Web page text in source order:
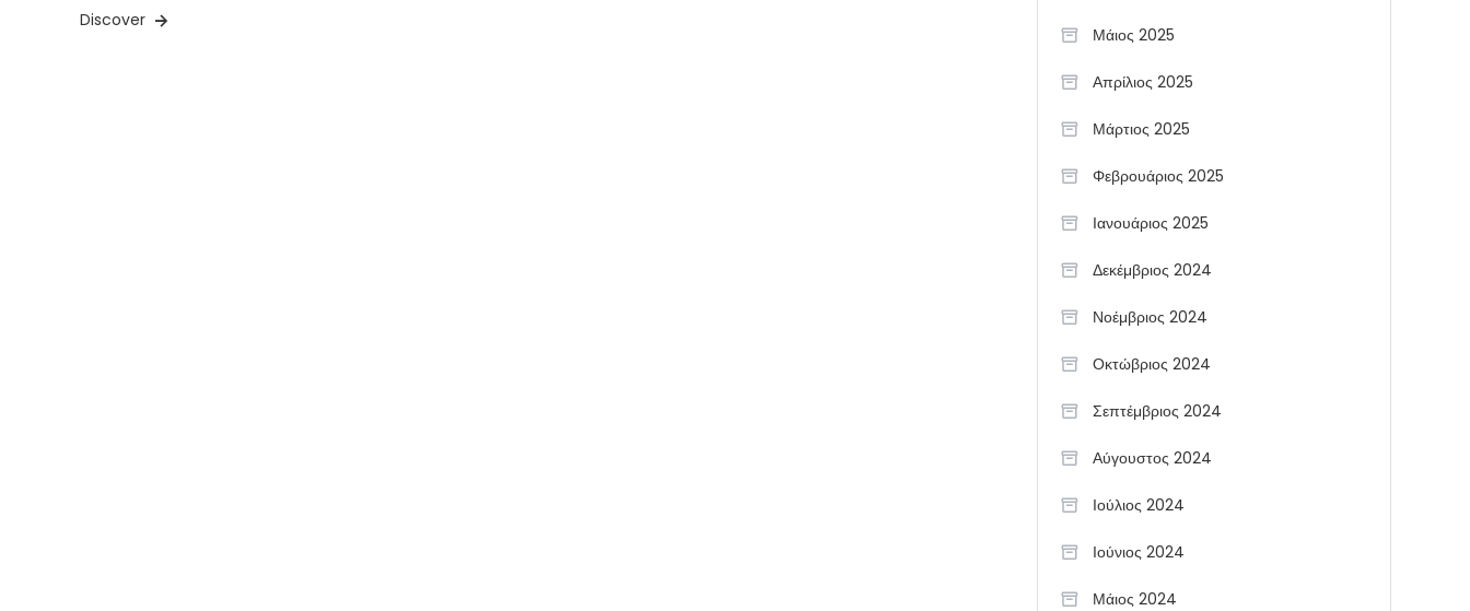
Discover
Μάιος 2025
Απρίλιος 2025
Μάρτιος 2025
Φεβρουάριος 2025
Ιανουάριος 2025
Δεκέμβριος 2024
Νοέμβριος 2024
Οκτώβριος 2024
Σεπτέμβριος 2024
Αύγουστος 2024
Ιούλιος 2024
Ιούνιος 2024
Μάιος 2024